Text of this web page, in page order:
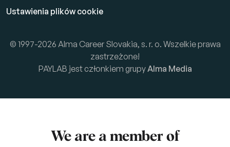
Ustawienia plików cookie
© 1997-2026 Alma Career Slovakia, s. r. o. Wszelkie prawa
zastrzeżone!
PAYLAB jest członkiem grupy Alma Media
We are a member of